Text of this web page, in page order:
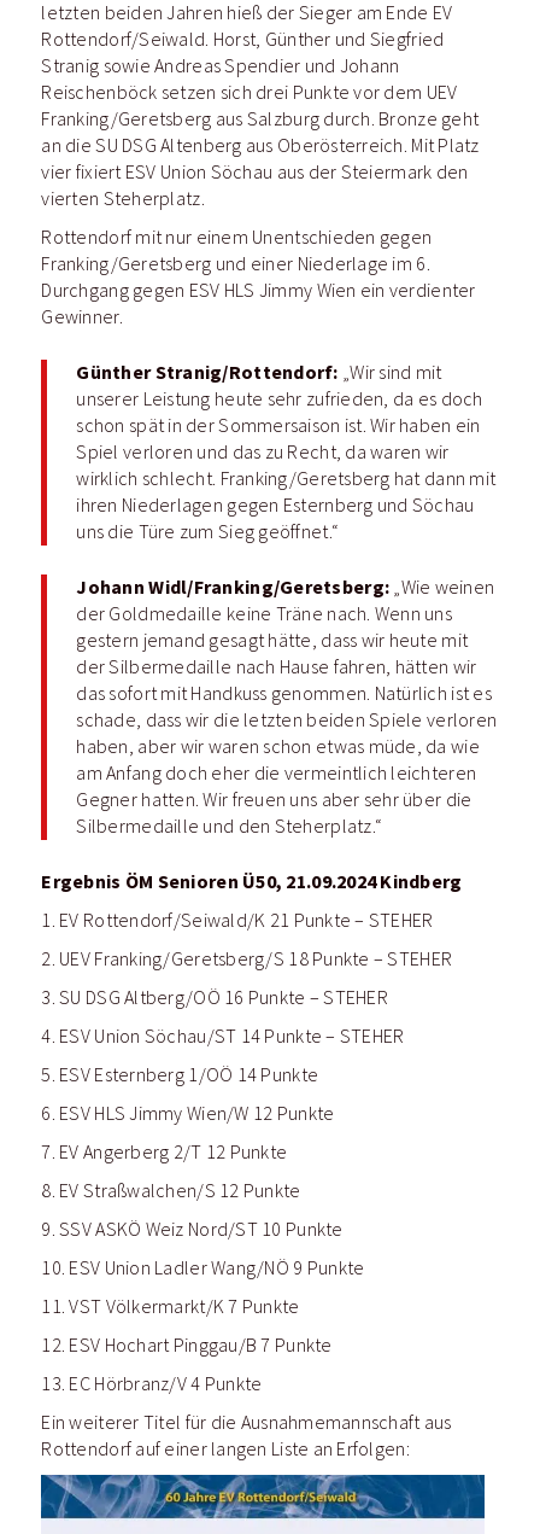
letzten beiden Jahren hieß der Sieger am Ende EV
Rottendorf/Seiwald. Horst, Günther und Siegfried
Stranig sowie Andreas Spendier und Johann
Reischenböck setzen sich drei Punkte vor dem UEV
Franking/Geretsberg aus Salzburg durch. Bronze geht
an die SU DSG Altenberg aus Oberösterreich. Mit Platz
vier fixiert ESV Union Söchau aus der Steiermark den
vierten Steherplatz.
Rottendorf mit nur einem Unentschieden gegen
Franking/Geretsberg und einer Niederlage im 6.
Durchgang gegen ESV HLS Jimmy Wien ein verdienter
Gewinner.
Günther Stranig/Rottendorf: „Wir sind mit
unserer Leistung heute sehr zufrieden, da es doch
schon spät in der Sommersaison ist. Wir haben ein
Spiel verloren und das zu Recht, da waren wir
wirklich schlecht. Franking/Geretsberg hat dann mit
ihren Niederlagen gegen Esternberg und Söchau
uns die Türe zum Sieg geöffnet.“
Johann Widl/Franking/Geretsberg: „Wie weinen
der Goldmedaille keine Träne nach. Wenn uns
gestern jemand gesagt hätte, dass wir heute mit
der Silbermedaille nach Hause fahren, hätten wir
das sofort mit Handkuss genommen. Natürlich ist es
schade, dass wir die letzten beiden Spiele verloren
haben, aber wir waren schon etwas müde, da wie
am Anfang doch eher die vermeintlich leichteren
Gegner hatten. Wir freuen uns aber sehr über die
Silbermedaille und den Steherplatz.“
Ergebnis ÖM Senioren Ü50, 21.09.2024 Kindberg
1. EV Rottendorf/Seiwald/K 21 Punkte – STEHER
2. UEV Franking/Geretsberg/S 18 Punkte – STEHER
3. SU DSG Altberg/OÖ 16 Punkte – STEHER
4. ESV Union Söchau/ST 14 Punkte – STEHER
5. ESV Esternberg 1/OÖ 14 Punkte
6. ESV HLS Jimmy Wien/W 12 Punkte
7. EV Angerberg 2/T 12 Punkte
8. EV Straßwalchen/S 12 Punkte
9. SSV ASKÖ Weiz Nord/ST 10 Punkte
10. ESV Union Ladler Wang/NÖ 9 Punkte
11. VST Völkermarkt/K 7 Punkte
12. ESV Hochart Pinggau/B 7 Punkte
13. EC Hörbranz/V 4 Punkte
Ein weiterer Titel für die Ausnahmemannschaft aus
Rottendorf auf einer langen Liste an Erfolgen: